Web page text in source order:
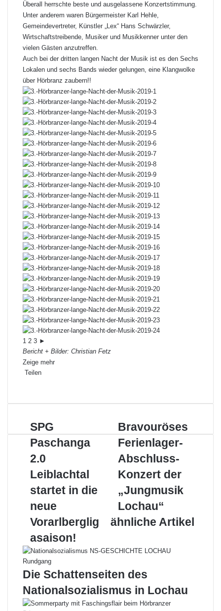
Überall herrschte beste und ausgelassene Konzertstimmung.
Unter anderem waren Bürgermeister Karl Hehle,
Gemeindevertreter, Künstler „Lex“ Hans Schwärzler,
Wirtschaftstreibende, Musiker und Musikkenner unter den
vielen Gästen anzutreffen.
Auch bei der dritten langen Nacht der Musik ist es den Sechs
Lokalen und sechs Bands wieder gelungen, eine Klangwolke
über Hörbranz zaubern!!
1 2 3 ►
Bericht + Bilder: Christian Fetz
Zeige mehr
Teilen
E-
SPG
Paschanga
2.0
Leiblachtal
in
die
neue
Vorarlbergligasaison!
SPG
Paschanga
2.0
Leiblachtal
startet in die
neue
Vorarlberglig
asaison!
Bravouröses
Ferienlager-
Abschluss-
Konzert
„Jungmusik
Lochau“
Bravouröses
Ferienlager-
Abschluss-
Konzert der
„Jungmusik
Lochau“
ähnliche Artikel
Die Schattenseiten des
Nationalsozialismus in Lochau